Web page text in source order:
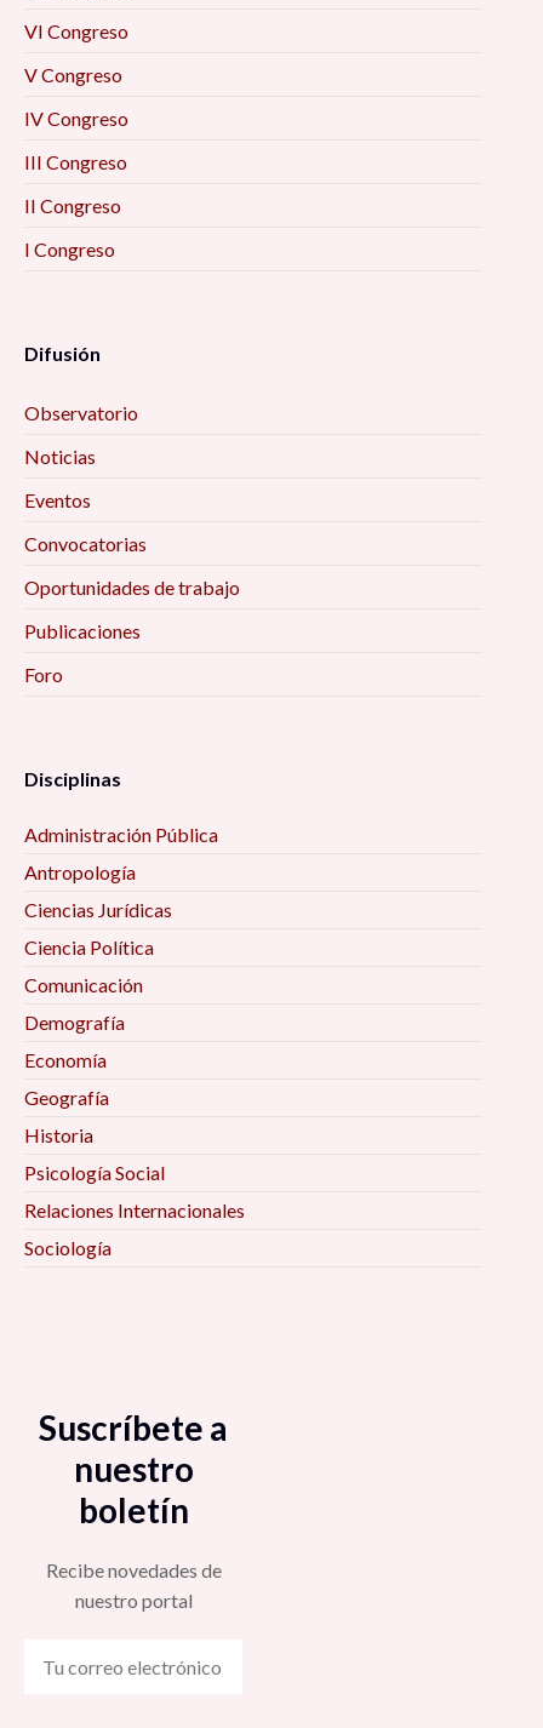
VI Congreso
V Congreso
IV Congreso
III Congreso
II Congreso
I Congreso
Difusión
Observatorio
Noticias
Eventos
Convocatorias
Oportunidades de trabajo
Publicaciones
Foro
Disciplinas
Administración Pública
Antropología
Ciencias Jurídicas
Ciencia Política
Comunicación
Demografía
Economía
Geografía
Historia
Psicología Social
Relaciones Internacionales
Sociología
Suscríbete a
nuestro
boletín
Recibe novedades de
nuestro portal